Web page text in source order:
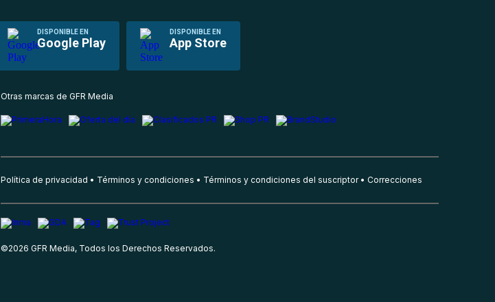
DISPONIBLE EN
Google Play
DISPONIBLE EN
App Store
Otras marcas de GFR Media
Política de privacidad Términos y condiciones Términos y condiciones del suscriptor Correcciones
©2026 GFR Media, Todos los Derechos Reservados.